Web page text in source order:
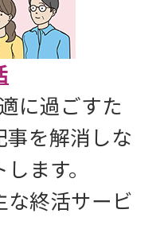
に過ごすた
事を解消しな
ます。
な終活サービ